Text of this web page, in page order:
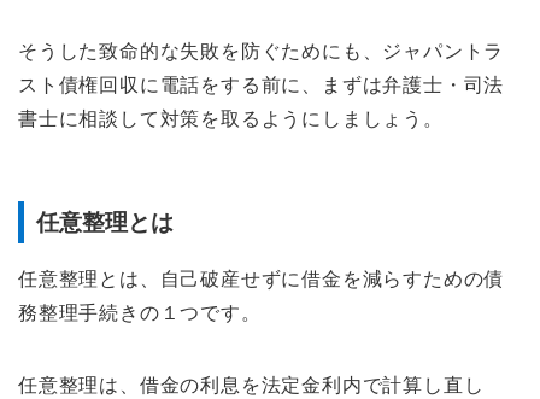
そうした致命的な失敗を防ぐためにも、ジャパントラ
スト債権回収に電話をする前に、まずは弁護士・司法
書士に相談して対策を取るようにしましょう。
任意整理とは
任意整理とは、自己破産せずに借金を減らすための債
務整理手続きの１つです。
任意整理は、借金の利息を法定金利内で計算し直し